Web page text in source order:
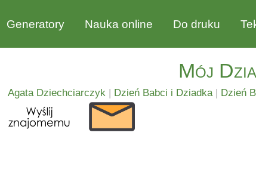
Generatory Nauka online Do druku
Mój
Agata Dziechciarczyk | Dzień Babci i Dziadka| Dzień